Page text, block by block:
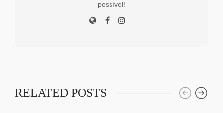
possível!
RELATED POSTS